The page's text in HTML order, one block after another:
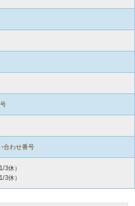
合わせ番号
3休）
3休）